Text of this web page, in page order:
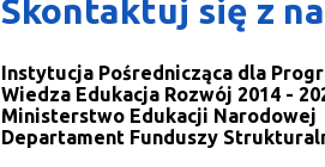
Skontaktuj się z
Instytucja Pośrednicząca dla
Wiedza Edukacja Rozwój 2014 -
Ministerstwo Edukacji Narodowej
Departament Funduszy